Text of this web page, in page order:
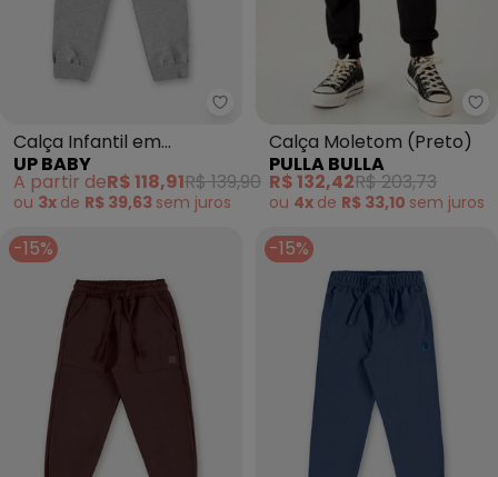
Up Baby - Calça Infantil em
Calça Infantil em
Moletom sem Felpa
Cinza
UP BABY
A partir deR$ 118,91R$ 139,90
ou 3x de R$ 39,63 sem juros
Calça Moletom (Preto)
PULLA BULLA
R$ 132,42R$ 203,73
ou 4x de R$ 33,10 sem juros
-15% -15%